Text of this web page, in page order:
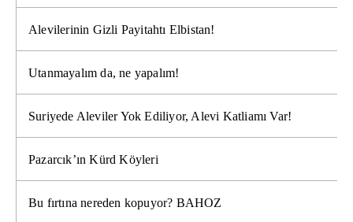
Alevilerinin Gizli Payitahtı Elbistan!
Utanmayalım da, ne yapalım!
Suriyede Aleviler Yok Ediliyor, Alevi Katliamı Var!
Pazarcık’ın Kürd Köyleri
Bu fırtına nereden kopuyor? BAHOZ